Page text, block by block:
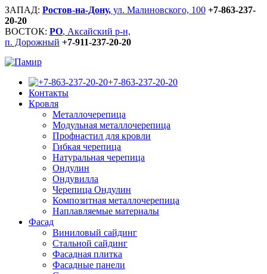
ЗАПАД: Ростов-на-Дону, ул. Малиновского, 100 +7-863-237-
20-20
ВОСТОК: РО, Аксайский р-н,
п. Дорожный +7-911-237-20-20
+7-863-237-20-20
Контакты
Кровля
Металлочерепица
Модульная металлочерепица
Профнастил для кровли
Гибкая черепица
Натуральная черепица
Ондулин
Ондувилла
Черепица Ондулин
Композитная металлочерепица
Наплавляемые материалы
Фасад
Виниловый сайдинг
Стальной сайдинг
Фасадная плитка
Фасадные панели